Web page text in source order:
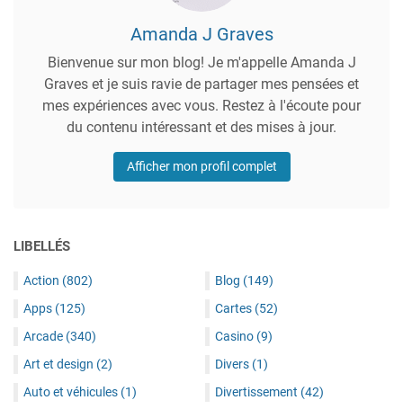
Amanda J Graves
Bienvenue sur mon blog! Je m'appelle Amanda J
Graves et je suis ravie de partager mes pensées et
mes expériences avec vous. Restez à l'écoute pour
du contenu intéressant et des mises à jour.
Afficher mon profil complet
LIBELLÉS
Action (802)
Apps (125)
Arcade (340)
Art et design (2)
Auto et véhicules (1)
Blog (149)
Cartes (52)
Casino (9)
Divers (1)
Divertissement (42)